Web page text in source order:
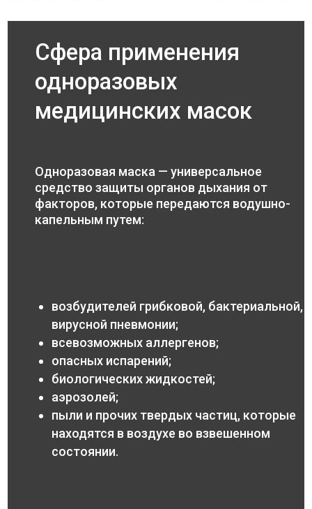
Сфера применения
одноразовых
медицинских масок
Одноразовая маска — универсальное
средство защиты органов дыхания от
факторов, которые передаются водушно-
капельным путем:
возбудителей грибковой, бактериальной,
вирусной пневмонии;
всевозможных аллергенов;
опасных испарений;
биологических жидкостей;
аэрозолей;
пыли и прочих твердых частиц, которые
находятся в воздухе во взвешенном
состоянии.